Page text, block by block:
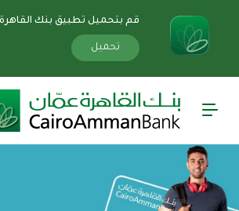
قم بتحميل تطبيق بنك
تحميل
سارة
«»